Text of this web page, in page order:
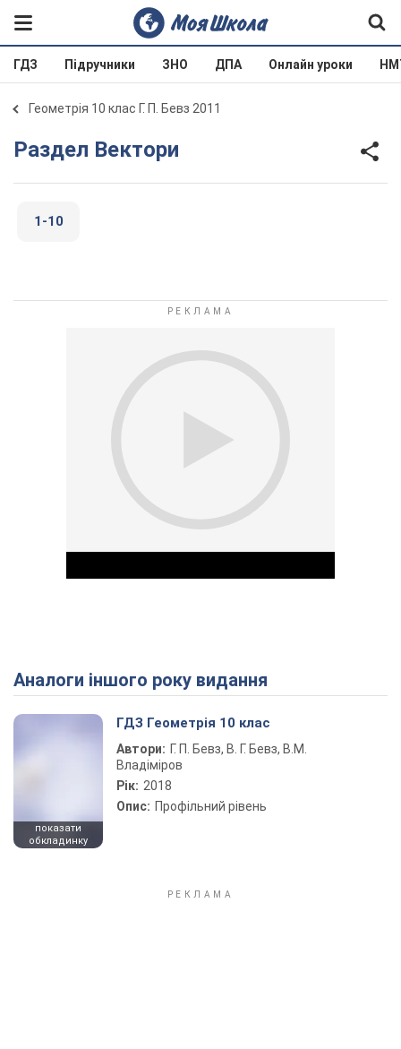
ГДЗ Підручники ЗНО ДПА Онлайн уроки
Геометрія 10 клас Г. П. Бевз 2011
Раздел Вектори
1-10
Play Video
Аналоги іншого року видання
показати
обкладинку
ГДЗ Геометрія 10 клас
Автори: Г. П. Бевз, В. Г. Бевз, В.М.
Владіміров
Рік: 2018
Опис: Профільний рівень